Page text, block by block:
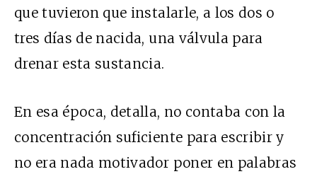
que tuvieron que instalarle, a los dos o
tres días de nacida, una válvula para
drenar esta sustancia.
En esa época, detalla, no contaba con la
concentración suficiente para escribir y
no era nada motivador poner en palabras